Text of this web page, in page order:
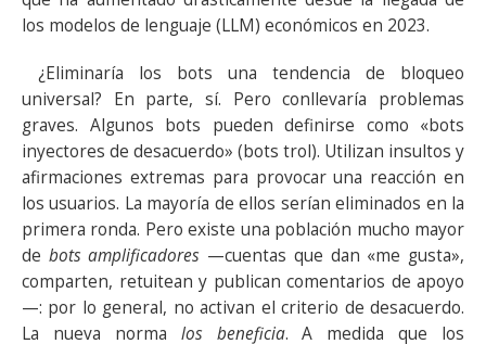
los modelos de lenguaje (LLM) económicos en 2023.
¿Eliminaría los bots una tendencia de bloqueo
universal? En parte, sí. Pero conllevaría problemas
graves. Algunos bots pueden definirse como «bots
inyectores de desacuerdo» (bots trol). Utilizan insultos y
afirmaciones extremas para provocar una reacción en
los usuarios. La mayoría de ellos serían eliminados en la
primera ronda. Pero existe una población mucho mayor
de bots amplificadores —cuentas que dan «me gusta»,
comparten, retuitean y publican comentarios de apoyo
—: por lo general, no activan el criterio de desacuerdo.
La nueva norma los beneficia. A medida que los